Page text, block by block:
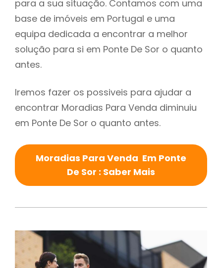
para a sua situação. Contamos com uma
base de imóveis em Portugal e uma
equipa dedicada a encontrar a melhor
solução para si em Ponte De Sor o quanto
antes.
Iremos fazer os possiveis para ajudar a
encontrar Moradias Para Venda diminuiu
em Ponte De Sor o quanto antes.
Moradias Para Venda Em Ponte
De Sor : Saber Mais